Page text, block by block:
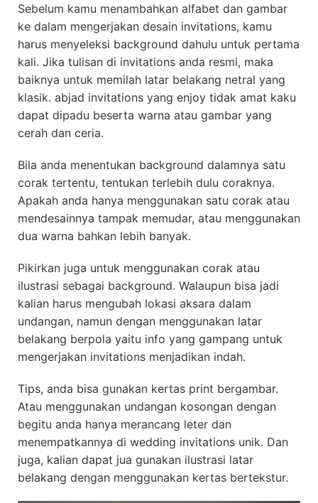
Sebelum kamu menambahkan alfabet dan gambar
ke dalam mengerjakan desain invitations, kamu
harus menyeleksi background dahulu untuk pertama
kali. Jika tulisan di invitations anda resmi, maka
baiknya untuk memilah latar belakang netral yang
klasik. abjad invitations yang enjoy tidak amat kaku
dapat dipadu beserta warna atau gambar yang
cerah dan ceria.
Bila anda menentukan background dalamnya satu
corak tertentu, tentukan terlebih dulu coraknya.
Apakah anda hanya menggunakan satu corak atau
mendesainnya tampak memudar, atau menggunakan
dua warna bahkan lebih banyak.
Pikirkan juga untuk menggunakan corak atau
ilustrasi sebagai background. Walaupun bisa jadi
kalian harus mengubah lokasi aksara dalam
undangan, namun dengan menggunakan latar
belakang berpola yaitu info yang gampang untuk
mengerjakan invitations menjadikan indah.
Tips, anda bisa gunakan kertas print bergambar.
Atau menggunakan undangan kosongan dengan
begitu anda hanya merancang leter dan
menempatkannya di wedding invitations unik. Dan
juga, kalian dapat jua gunakan ilustrasi latar
belakang dengan menggunakan kertas bertekstur.